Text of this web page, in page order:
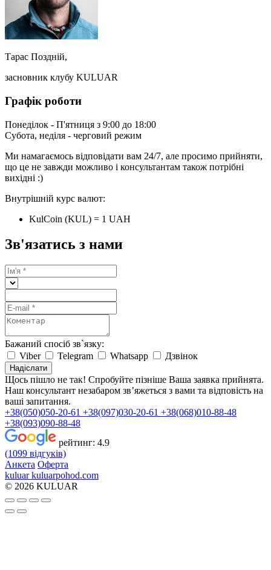
Тарас Поздній,
засновник клубу KULUAR
Графік роботи
Понеділок - П'ятниця з 9:00 до 18:00
Субота, неділя - черговий режим
Ми намагаємось відповідати вам 24/7, але просимо прийняти,
що це не завжди можливо і консультантам також потрібні
вихідні :)
Внутрішній курс валют:
KulCoin (KUL) = 1 UAH
Зв'язатись з нами
Бажаний спосіб зв`язку:
Viber
Telegram Whatsapp Дзвінок
Надіслати
Щось пішло не так! Спробуйте пізніше Ваша заявка прийнята.
Наш консультант незабаром зв’яжеться з вами та відповість на
ваші запитання.
+38(050)050-20-61 +38(097)030-20-61 +38(068)010-88-48
+38(093)090-88-48
рейтинг: 4.9
(1099 відгуків)
Анкета Оферта
kuluar kuluarpohod.com
© 2026 KULUAR